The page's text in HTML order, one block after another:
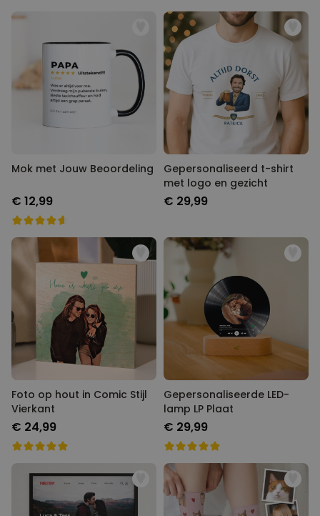
Mok met Jouw Beoordeling
€ 12,99
Gepersonaliseerd t-shirt
met logo en gezicht
€ 29,99
Foto op hout in Comic Stijl
Vierkant
€ 24,99
Gepersonaliseerde LED-
lamp LP Plaat
€ 29,99